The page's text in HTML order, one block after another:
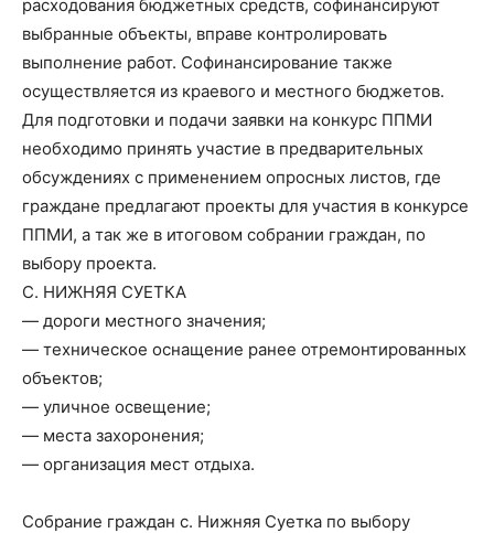
расходования бюджетных средств, софинансируют
выбранные объекты, вправе контролировать
выполнение работ. Софинансирование также
осуществляется из краевого и местного бюджетов.
Для подготовки и подачи заявки на конкурс ППМИ
необходимо принять участие в предварительных
обсуждениях с применением опросных листов, где
граждане предлагают проекты для участия в конкурсе
ППМИ, а так же в итоговом собрании граждан, по
выбору проекта.
С. НИЖНЯЯ СУЕТКА
— дороги местного значения;
— техническое оснащение ранее отремонтированных
объектов;
— уличное освещение;
— места захоронения;
— организация мест отдыха.
Собрание граждан с. Нижняя Суетка по выбору